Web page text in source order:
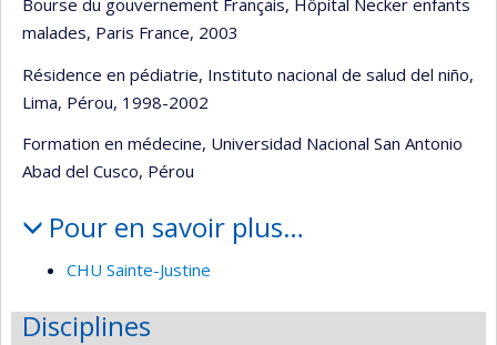
Bourse du gouvernement Français, Hôpital Necker enfants
malades, Paris France, 2003
Résidence en pédiatrie, Instituto nacional de salud del niño,
Lima, Pérou, 1998-2002
Formation en médecine, Universidad Nacional San Antonio
Abad del Cusco, Pérou
Pour en savoir plus…
CHU Sainte-Justine
Disciplines